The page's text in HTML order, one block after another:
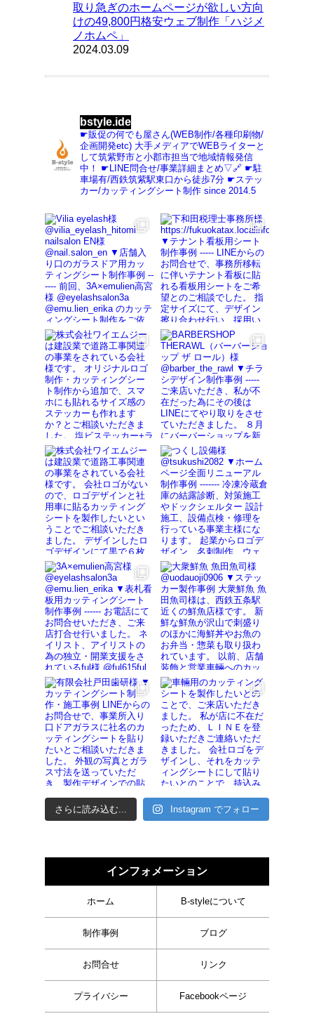
取り急ぎのホームページが欲しい方向
けの49,800円格安ウェブ制作「ハジメ
ノホムペ」
2024.03.09
bstyle.ide
☛販促の何でも屋さん(WEB制作/各種印刷物/
企画開発etc) 大手メディアでWEBライターと
して筑紫野市と小郡市担当で地域情報発信
中！
☛LINE問合せ/事業詳細まとめ▽🔗 ☛駐
車場有/西鉄筑紫駅東口から徒歩7分 ☛ステッ
カー/カッティングシート制作 since 2014.5
さらに読み込む... Instagram でフォロー
インフォメーション
ホーム B-styleについて
制作事例 ブログ
お問合せ リンク
プライバシー Facebookページ